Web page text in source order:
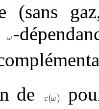
(sans
-
de